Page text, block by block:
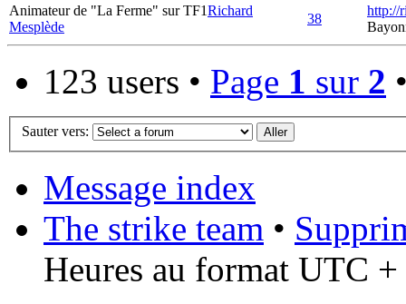
Animateur de "La Ferme" sur TF1Richard
Mesplède
38
http://
123 users • Page 1 sur 2
Sauter vers:
Message index
The strike team •
Heures au format UTC